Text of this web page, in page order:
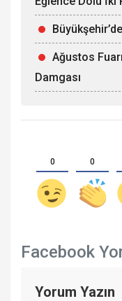
Ağustos
Damgası
0 0
Facebook
Yorum Yazın